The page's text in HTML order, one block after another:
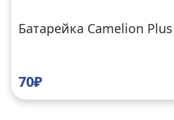
Батарейка Camelion
70₽